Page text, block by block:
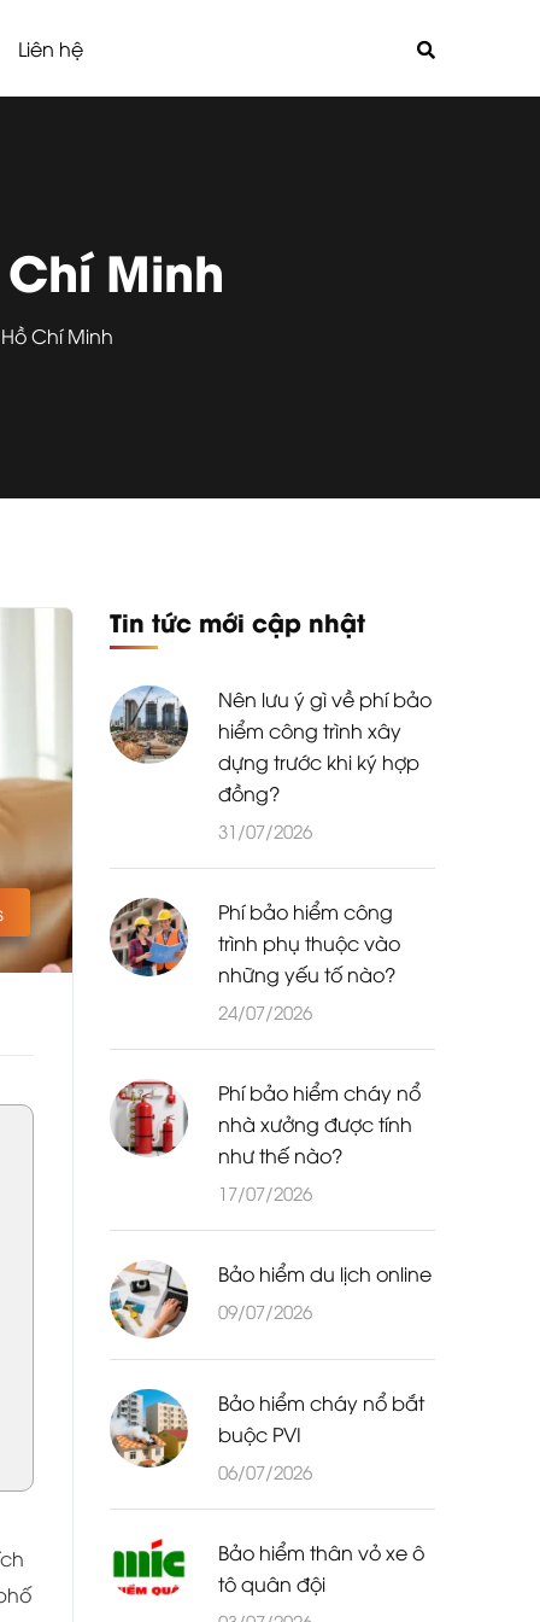
Liên hệ
Minh
Chí Minh
Tin tức mới cập nhật
Nên lưu ý gì về phí bảo
hiểm công trình xây
dựng trước khi ký hợp
đồng?
31/07/2026
Phí bảo hiểm công
trình phụ thuộc vào
những yếu tố nào?
24/07/2026
Phí bảo hiểm cháy nổ
nhà xưởng được tính
như thế nào?
17/07/2026
Bảo hiểm du lịch online
09/07/2026
Bảo hiểm cháy nổ bắt
buộc PVI
06/07/2026
Bảo hiểm thân vỏ xe ô
tô quân đội